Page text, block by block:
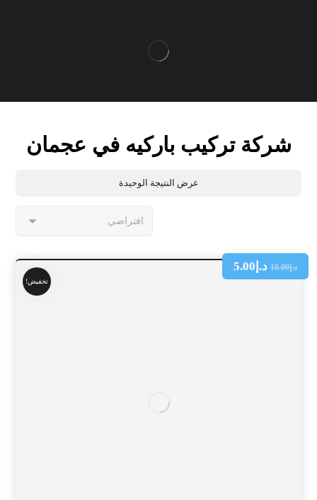
شركة تركيب باركيه في عجمان
عرض النتيجة الوحيدة
تخفيض!
د.إ10.00 د.إ 5.00